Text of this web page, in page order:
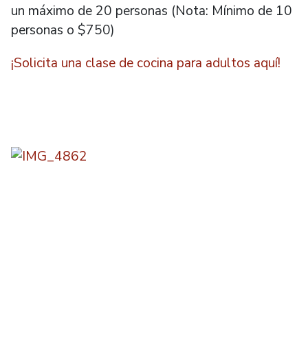
un máximo de 20 personas (Nota: Mínimo de 10
personas o $750)
¡Solicita una clase de cocina para adultos aquí!